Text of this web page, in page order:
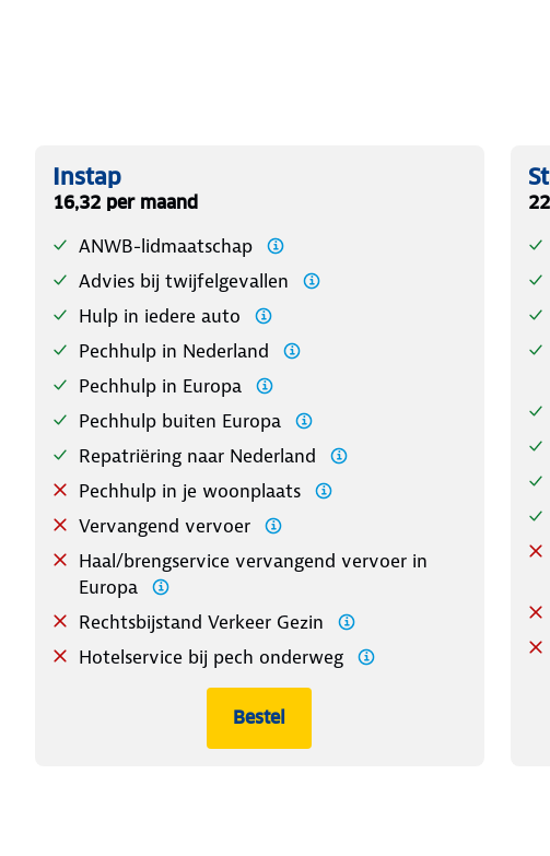
Instap
16,32 per maand
ANWB-lidmaatschap
Advies bij twijfelgevallen
Hulp in iedere auto
Pechhulp in Nederland
Pechhulp in Europa
Pechhulp buiten Europa
Repatriëring naar Nederland
Pechhulp in je woonplaats
Vervangend vervoer
Haal/brengservice vervangend vervoer in
Europa
Rechtsbijstand Verkeer Gezin
Hotelservice bij pech onderweg
BestelEuropa Plus Instap